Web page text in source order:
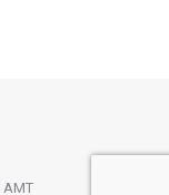
AMT